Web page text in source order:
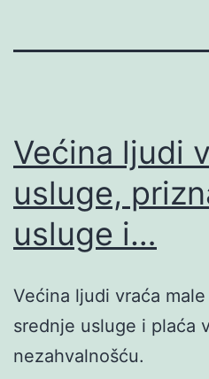
Većina ljudi
usluge,
usluge i…
Većina ljudi vraća
srednje usluge i plaća
nezahvalnošću.